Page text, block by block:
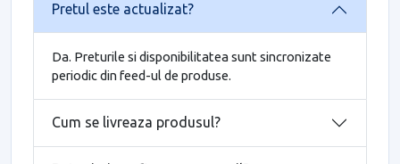
Pretul este actualizat?
Da. Preturile si disponibilitatea sunt sincronizate
periodic din feed-ul de produse.
Cum se livreaza produsul?